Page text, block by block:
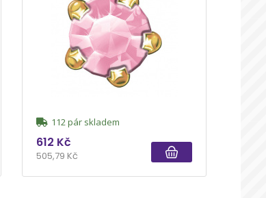
112 pár skladem
612 Kč
505,79 Kč